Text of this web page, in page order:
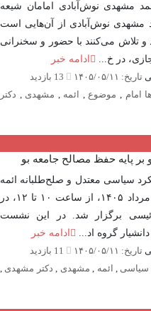
مشهدی نوش‌آبادی امامان شیعه
نوش‌آبادی از آن‌هایی است
می‌کنند با حضور و سخنرانی
در خ...
ادامه خبر
۱۴۰۵/۰۵/۱۱
13 بازدید
,موضوع,ائمه,مشهدی,دکتر
پایه حفظ مصالح جامعه بو
سیاسی معتدل و صلح‌طلبانه ائمه
شیعۀ دوازده امامی» در تاریخ دوشنبه ۵ مرداد ۱۴۰۵، از ساعت ۱۰ تا ۱۲، در
برگزار شد. در این نشست
گروه اد... ادامه خبر
۱۴۰۵/۰۵/۱۱
11 بازدید
, ائمه,مشهدی,دکتر مشهدی,